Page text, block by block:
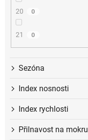
20 0
21 0
Sezóna
Index nosnosti
Index rychlosti
Přilnavost na mokru